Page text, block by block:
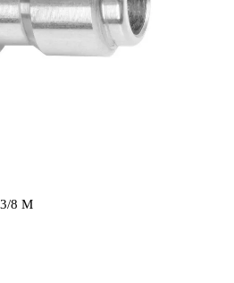
8 M